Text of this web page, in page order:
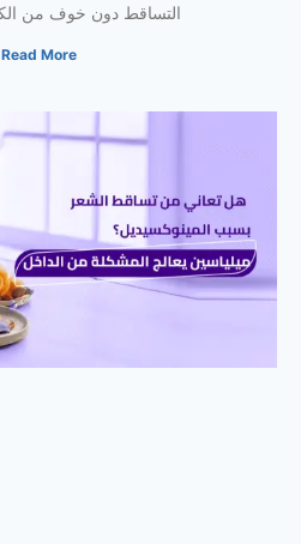
التساقط دون خوف من
Read More »